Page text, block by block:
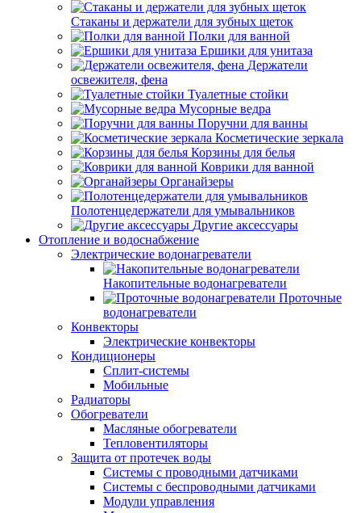
Стаканы и держатели для зубных щеток
Полки для ванной
Ершики для унитаза
Держатели
освежителя, фена
Туалетные стойки
Мусорные ведра
Поручни для ванны
Косметические зеркала
Корзины для белья
Коврики для ванной
Органайзеры
Полотенцедержатели для умывальников
Другие аксессуары
Отопление и водоснабжение
Электрические водонагреватели
Накопительные водонагреватели
Проточные
водонагреватели
Конвекторы
Электрические конвекторы
Кондиционеры
Сплит-системы
Мобильные
Радиаторы
Обогреватели
Масляные обогреватели
Тепловентиляторы
Защита от протечек воды
Системы с проводными датчиками
Системы с беспроводными датчиками
Модули управления